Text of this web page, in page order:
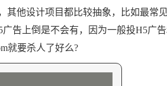
其他设计项目都比较抽象，比如最常
告上倒是不会有，因为一般投H5广
就要杀人了好么?